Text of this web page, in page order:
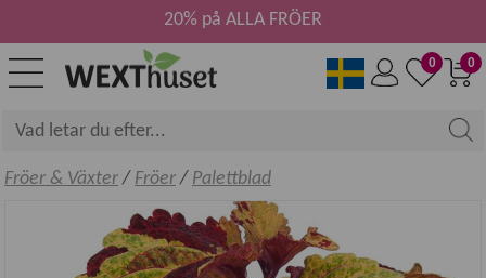
0
0
20% på ALLA FRÖER
Fröer & Växter/ Fröer/ Palettblad